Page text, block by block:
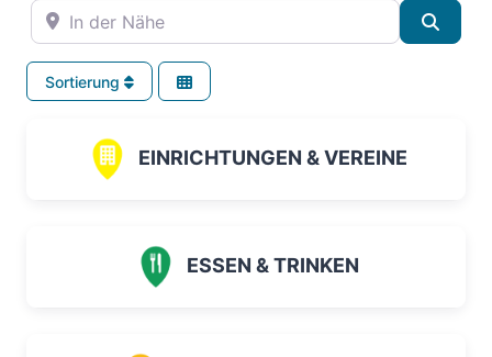
In der Nähe
Sortierung
EINRICHTUNGEN & VEREINE
ESSEN & TRINKEN